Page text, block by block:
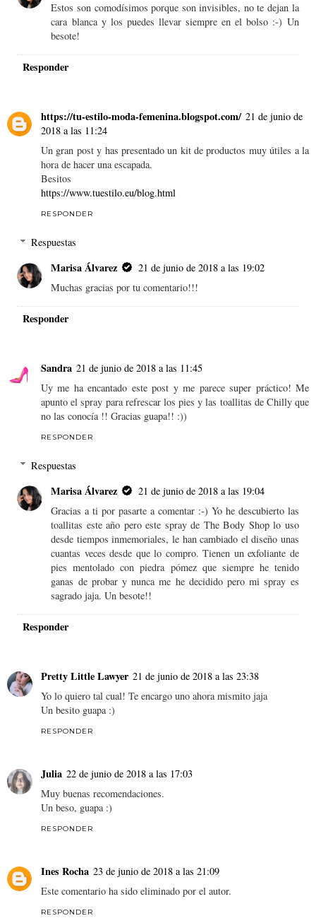
Estos son comodísimos porque son invisibles, no te dejan la
cara blanca y los puedes llevar siempre en el bolso :-) Un
besote!
Responder
https://tu-estilo-moda-femenina.blogspot.com/ 21 de junio de
2018 a las 11:24
Un gran post y has presentado un kit de productos muy útiles a la
hora de hacer una escapada.
Besitos
https://www.tuestilo.eu/blog.html
RESPONDER
Respuestas
Marisa Álvarez
21 de junio de 2018 a las 19:02
Muchas gracias por tu comentario!!!
Responder
Sandra 21 de junio de 2018 a las 11:45
Uy me ha encantado este post y me parece super práctico! Me
apunto el spray para refrescar los pies y las toallitas de Chilly que
no las conocía !! Gracias guapa!! :))
RESPONDER
Respuestas
Marisa Álvarez
21 de junio de 2018 a las 19:04
Gracias a ti por pasarte a comentar :-) Yo he descubierto las
toallitas este año pero este spray de The Body Shop lo uso
desde tiempos inmemoriales, le han cambiado el diseño unas
cuantas veces desde que lo compro. Tienen un exfoliante de
pies mentolado con piedra pómez que siempre he tenido
ganas de probar y nunca me he decidido pero mi spray es
sagrado jaja. Un besote!!
Responder
Pretty Little Lawyer 21 de junio de 2018 a las 23:38
Yo lo quiero tal cual! Te encargo uno ahora mismito jaja
Un besito guapa :)
RESPONDER
Julia 22 de junio de 2018 a las 17:03
Muy buenas recomendaciones.
Un beso, guapa :)
RESPONDER
Ines Rocha 23 de junio de 2018 a las 21:09
Este comentario ha sido eliminado por el autor.
RESPONDER